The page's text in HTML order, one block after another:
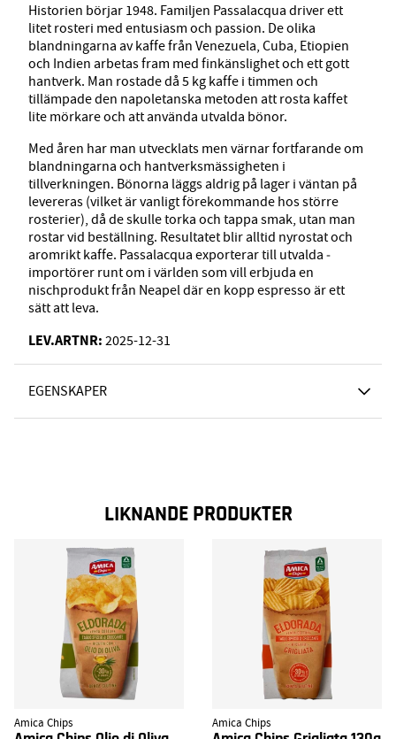
Historien börjar 1948. Familjen Passalacqua driver ett
litet rosteri med entusiasm och passion. De olika
blandningarna av kaffe från Venezuela, Cuba, Etiopien
och Indien arbetas fram med finkänslighet och ett gott
hantverk. Man rostade då 5 kg kaffe i timmen och
tillämpade den napoletanska metoden att rosta kaffet
lite mörkare och att använda utvalda bönor.
Med åren har man utvecklats men värnar fortfarande om
blandningarna och hantverksmässigheten i
tillverkningen. Bönorna läggs aldrig på lager i väntan på
levereras (vilket är vanligt förekommande hos större
rosterier), då de skulle torka och tappa smak, utan man
rostar vid beställning. Resultatet blir alltid nyrostat och
aromrikt kaffe. Passalacqua exporterar till utvalda ­
importörer runt om i världen som vill erbjuda en
nischprodukt från Neapel där en kopp espresso är ett
sätt att leva.
LEV.ARTNR: 2025-12-31
EGENSKAPER
LIKNANDE PRODUKTER
Amica Chips Amica Chips